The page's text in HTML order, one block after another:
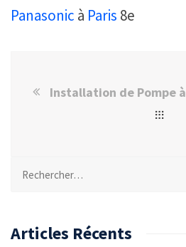
Panasonic à Paris 8e
Rechercher :
Articles Récents